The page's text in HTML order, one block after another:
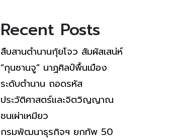
Recent Posts
สืบสานตำนานกุ้ยโจว สัมผัสเสน่ห์
“กุนซานจู” นาฏศิลป์พื้นเมือง
ระดับตำนาน ถอดรหัส
ประวัติศาสตร์และจิตวิญญาณ
ชนเผ่าเหมียว
กรมพัฒนาธุรกิจฯ ยกทัพ 50